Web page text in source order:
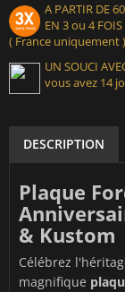
A PARTIR DE
EN 3 ou 4
( France uniquement )
UN SOUCI
vous avez 14
DESCRIPTION
Plaque
& Kustom
Célébrez
magnifique